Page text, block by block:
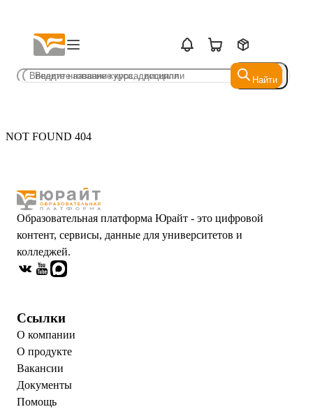
Найти
Найти
NOT FOUND 404
Образовательная платформа Юрайт - это цифровой
контент, сервисы, данные для университетов и
колледжей.
Ссылки
О компании
О продукте
Вакансии
Документы
Помощь